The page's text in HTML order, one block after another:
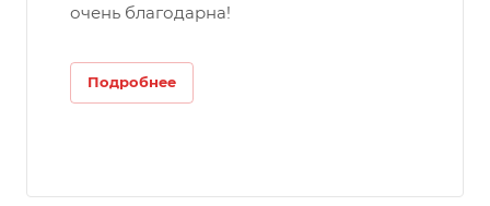
очень благодарна!
Подробнее